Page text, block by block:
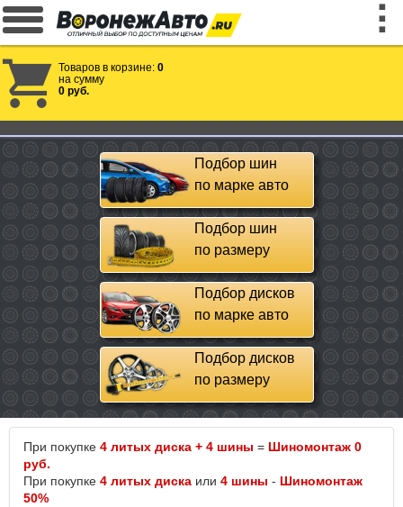
Товаров в корзине: 0
на сумму
0 руб.
Подбор шин
по марке авто
Подбор шин
по размеру
Подбор дисков
по марке авто
Подбор дисков
по размеру
При покупке 4 литых диска + 4 шины = Шиномонтаж 0
руб.
При покупке 4 литых диска или 4 шины - Шиномонтаж
50%